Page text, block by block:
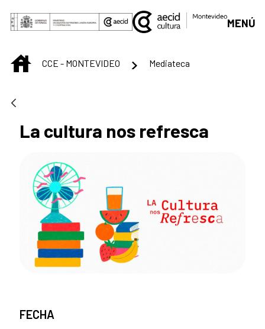
Saltar al contenido principal
MENÚ
INICIOCCE - MONTEVIDEO Mediateca
La cultura nos refresca
FECHA